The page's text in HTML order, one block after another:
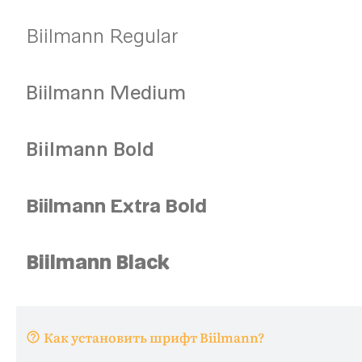
Как установить шрифт Biilmann?